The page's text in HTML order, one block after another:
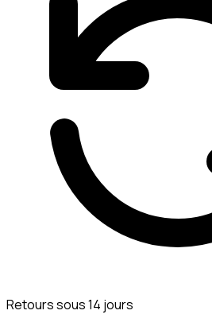
Retours sous 14 jours